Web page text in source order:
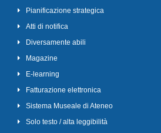
Pianificazione strategica
Atti di notifica
Diversamente abili
Magazine
E-learning
Fatturazione elettronica
Sistema Museale di Ateneo
Solo testo / alta leggibilità